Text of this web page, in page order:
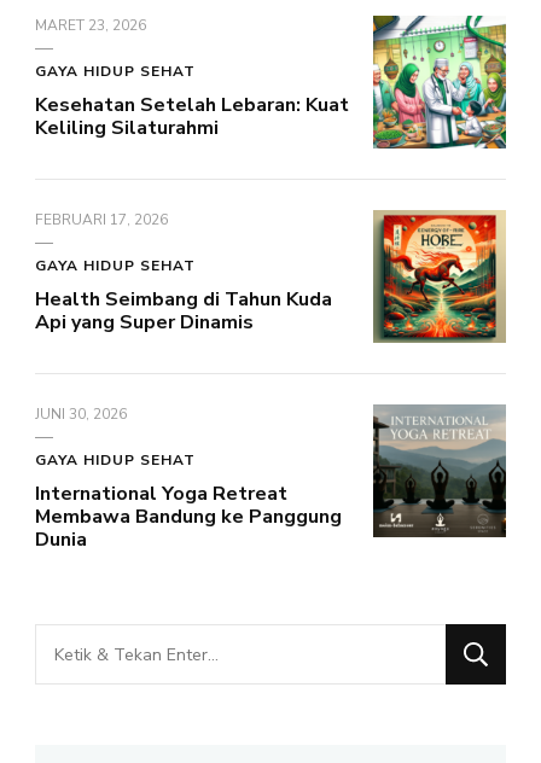
MARET 23, 2026
GAYA HIDUP SEHAT
Kesehatan Setelah Lebaran: Kuat
Keliling Silaturahmi
FEBRUARI 17, 2026
GAYA HIDUP SEHAT
Health Seimbang di Tahun Kuda
Api yang Super Dinamis
JUNI 30, 2026
GAYA HIDUP SEHAT
International Yoga Retreat
Membawa Bandung ke Panggung
Dunia
Mencari
Sesuatu?